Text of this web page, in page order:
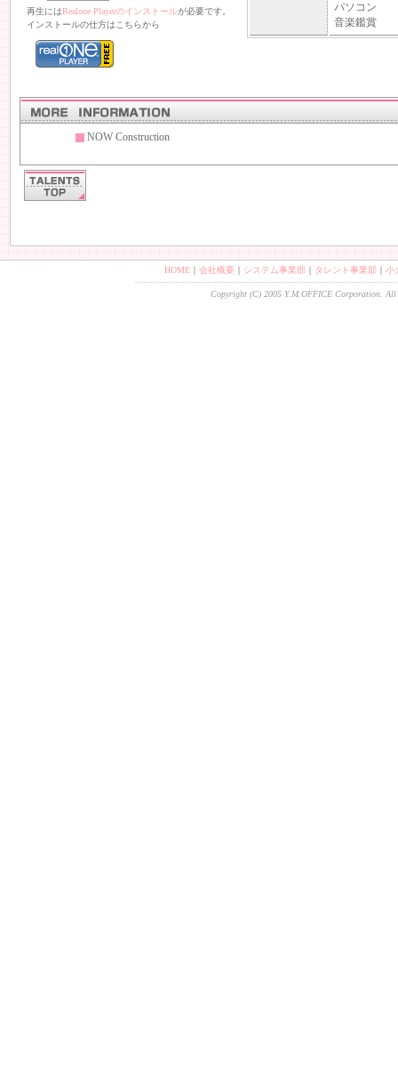
再生にはRealone Playerのインストールが必要です。
インストールの仕方はこちらから
パソコン
音楽鑑賞
NOW Construction
HOME ｜ 会社概要 ｜ システム事業部 ｜ タレント事業部 ｜ 小
Copyright (C) 2005 Y.M.OFFICE Corporation. All